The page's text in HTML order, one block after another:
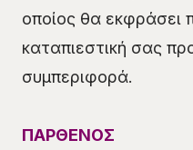
οποίος θα εκφράσει
καταπιεστική σας
συμπεριφορά.
ΠΑΡΘΕΝΟΣ